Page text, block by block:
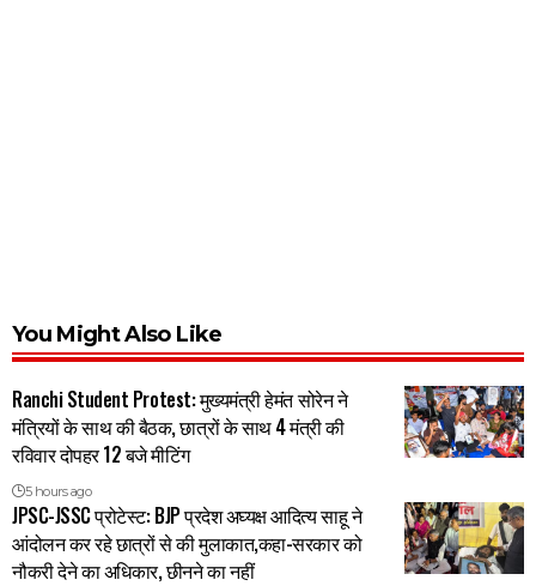
You Might Also Like
Ranchi Student Protest: मुख्यमंत्री हेमंत सोरेन ने
मंत्रियों के साथ की बैठक, छात्रों के साथ 4 मंत्री की
रविवार दोपहर 12 बजे मीटिंग
5 hours ago
JPSC-JSSC प्रोटेस्ट: BJP प्रदेश अघ्यक्ष आदित्य साहू ने
आंदोलन कर रहे छात्रों से की मुलाकात,कहा-सरकार को
नौकरी देने का अधिकार, छीनने का नहीं